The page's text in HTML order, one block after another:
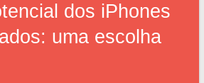
dos iPhones
uma escolha